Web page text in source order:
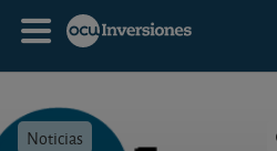
Noticias